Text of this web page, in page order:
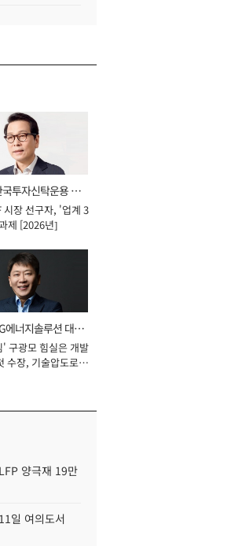
투자신탁운용 대
시장 선구자, '업계 3
제 [2026년]
에너지솔루션 대표
구광모 힘실은 개발
수장, 기술압도로
양극재 19만
일 여의도서